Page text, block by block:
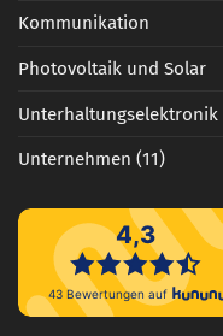
Kommunikation
Photovoltaik und Solar
Unterhaltungselektronik
Unternehmen (11)